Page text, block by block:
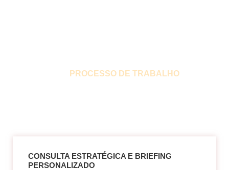
PROCESSO DE TRABALHO
CONSULTA ESTRATÉGICA E BRIEFING
PERSONALIZADO